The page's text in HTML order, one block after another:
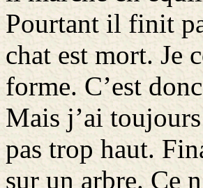
Pourtant il finit
chat est mort. Je
forme. C’est
Mais j’ai
pas trop haut.
sur un arbre. Ce